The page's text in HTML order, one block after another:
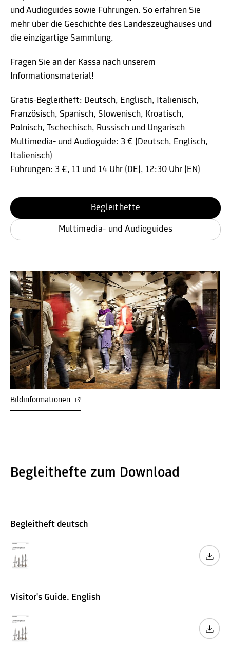
und Audioguides sowie Führungen. So erfahren Sie
mehr über die Geschichte des Landeszeughauses und
die einzigartige Sammlung.
Fragen Sie an der Kassa nach unserem
Informationsmaterial!
Gratis-Begleitheft: Deutsch, Englisch, Italienisch,
Französisch, Spanisch, Slowenisch, Kroatisch,
Polnisch, Tschechisch, Russisch und Ungarisch
Multimedia- und Audioguide: 3 € (Deutsch, Englisch,
Italienisch)
Führungen: 3 €, 11 und 14 Uhr (DE), 12:30 Uhr (EN)
Begleithefte
Multimedia- und Audioguides
Bildinformationen
Begleithefte zum Download
Begleitheft deutsch
Visitor's Guide. English